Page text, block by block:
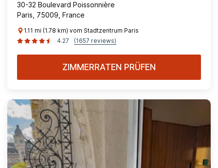
30-32 Boulevard Poissonnière
Paris, 75009, France
1.11 mi (1.78 km) vom Stadtzentrum Paris
4.27
(1657 reviews)
ZIMMERRATEN PRÜFEN